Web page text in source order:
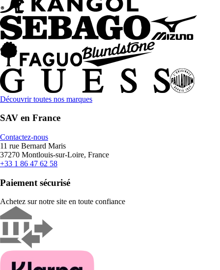
Découvrir toutes nos marques
SAV en France
Contactez-nous
11 rue Bernard Maris
37270 Montlouis-sur-Loire, France
+33 1 86 47 62 58
Paiement sécurisé
Achetez sur notre site en toute confiance